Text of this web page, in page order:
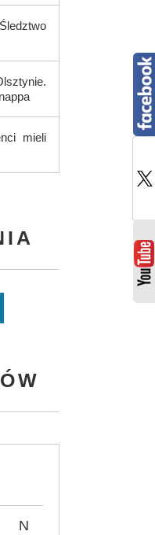
mieli
N